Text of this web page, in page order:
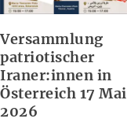
Versammlung
patriotischer
Iraner:innen in
Österreich 17 Mai
2026